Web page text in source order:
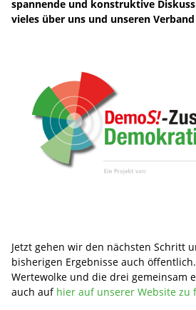
spannende und konstruktive
vieles über uns und unseren
Jetzt gehen wir den nächsten Schritt
bisherigen Ergebnisse auch
Wertewolke und die drei gemeinsam
auch auf hier auf unserer Website zu